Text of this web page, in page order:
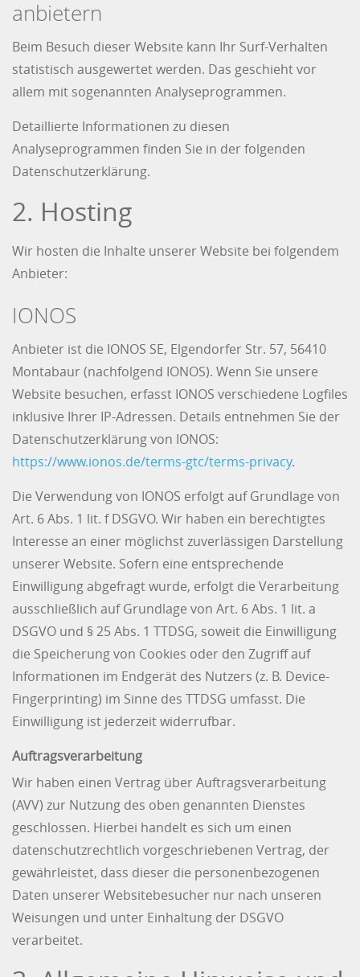
anbietern
Beim Besuch dieser Website kann Ihr Surf-Verhalten
statistisch ausgewertet werden. Das geschieht vor
allem mit sogenannten Analyseprogrammen.
Detaillierte Informationen zu diesen
Analyseprogrammen finden Sie in der folgenden
Datenschutzerklärung.
2. Hosting
Wir hosten die Inhalte unserer Website bei folgendem
Anbieter:
IONOS
Anbieter ist die IONOS SE, Elgendorfer Str. 57, 56410
Montabaur (nachfolgend IONOS). Wenn Sie unsere
Website besuchen, erfasst IONOS verschiedene Logfiles
inklusive Ihrer IP-Adressen. Details entnehmen Sie der
Datenschutzerklärung von IONOS:
https://www.ionos.de/terms-gtc/terms-privacy.
Die Verwendung von IONOS erfolgt auf Grundlage von
Art. 6 Abs. 1 lit. f DSGVO. Wir haben ein berechtigtes
Interesse an einer möglichst zuverlässigen Darstellung
unserer Website. Sofern eine entsprechende
Einwilligung abgefragt wurde, erfolgt die Verarbeitung
ausschließlich auf Grundlage von Art. 6 Abs. 1 lit. a
DSGVO und § 25 Abs. 1 TTDSG, soweit die Einwilligung
die Speicherung von Cookies oder den Zugriff auf
Informationen im Endgerät des Nutzers (z. B. Device-
Fingerprinting) im Sinne des TTDSG umfasst. Die
Einwilligung ist jederzeit widerrufbar.
Auftragsverarbeitung
Wir haben einen Vertrag über Auftragsverarbeitung
(AVV) zur Nutzung des oben genannten Dienstes
geschlossen. Hierbei handelt es sich um einen
datenschutzrechtlich vorgeschriebenen Vertrag, der
gewährleistet, dass dieser die personenbezogenen
Daten unserer Websitebesucher nur nach unseren
Weisungen und unter Einhaltung der DSGVO
verarbeitet.